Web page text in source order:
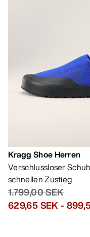
Kragg Shoe Herren
Verschlussloser
schnellen Zustieg
1.799,00 SEK
629,65 SEK-